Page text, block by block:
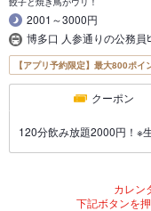
2001～3000円
博多口 人参通りの公務員
【アプリ予約限定】最大800ポイ
クーポン
120分飲み放題2000円！※
カレン
下記ボタンを